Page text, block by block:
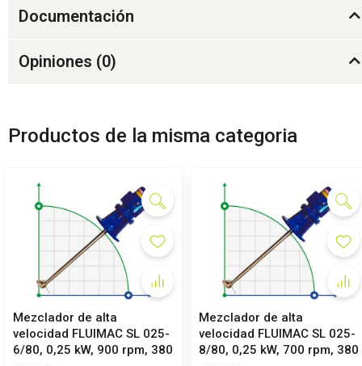
Documentación
Opiniones (0)
Productos de la misma categoria
Mezclador de alta
velocidad FLUIMAC SL 025-
6/80, 0,25 kW, 900 rpm, 380
Mezclador de alta
velocidad FLUIMAC SL 025-
8/80, 0,25 kW, 700 rpm, 380